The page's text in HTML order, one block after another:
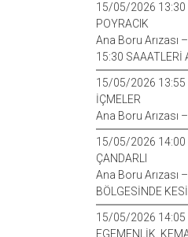
15/05/2026
POYRACIK
Ana Boru Arızası
15:30 SAAATLERİ
15/05/2026
İÇMELER
Ana Boru Arızası
15/05/2026
ÇANDARLI
Ana Boru Arızası
BÖLGESİNDE
15/05/2026
EGEMENLİK,